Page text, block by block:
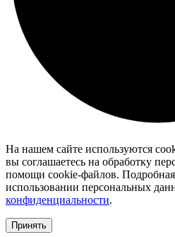
На нашем сайте используются
вы соглашаетесь на обработку
помощи cookie-файлов.
использовании персональных
конфиденциальности.
Принять